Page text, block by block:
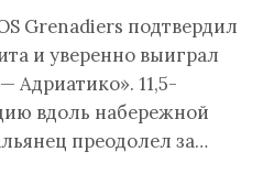
Grenadiers подтвердил
и уверенно выиграл
Адриатико». 11,5-
вдоль набережной
преодолел за…